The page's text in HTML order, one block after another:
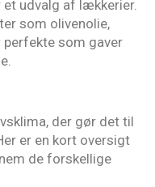
udvalg af lækkerier.
som olivenolie,
perfekte som gaver
der gør det til
er en kort oversigt
de forskellige